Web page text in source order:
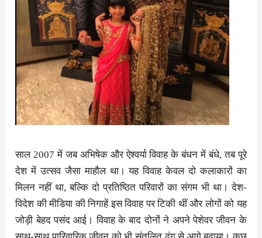
साल 2007 में जब अभिषेक और ऐश्वर्या विवाह के बंधन में बंधे, तब पूरे
देश में उत्सव जैसा माहौल था। यह विवाह केवल दो कलाकारों का
मिलन नहीं था, बल्कि दो प्रतिष्ठित परिवारों का संगम भी था। देश-
विदेश की मीडिया की निगाहें इस विवाह पर टिकी थीं और लोगों को यह
जोड़ी बेहद पसंद आई। विवाह के बाद दोनों ने अपने पेशेवर जीवन के